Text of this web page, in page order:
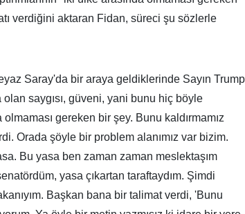
verdiğini aktaran Fidan, süreci şu sözlerle
Saray'da bir araya geldiklerinde Sayın Trump
saygısı, güveni, yani bunu hiç böyle
gereken bir şey. Bunu kaldırmamız
Orada şöyle bir problem alanımız var bizim.
Bu yasa ben zaman zaman meslektaşım
yasa çıkartan taraftaydım. Şimdi
Başkan bana bir talimat verdi, 'Bunu